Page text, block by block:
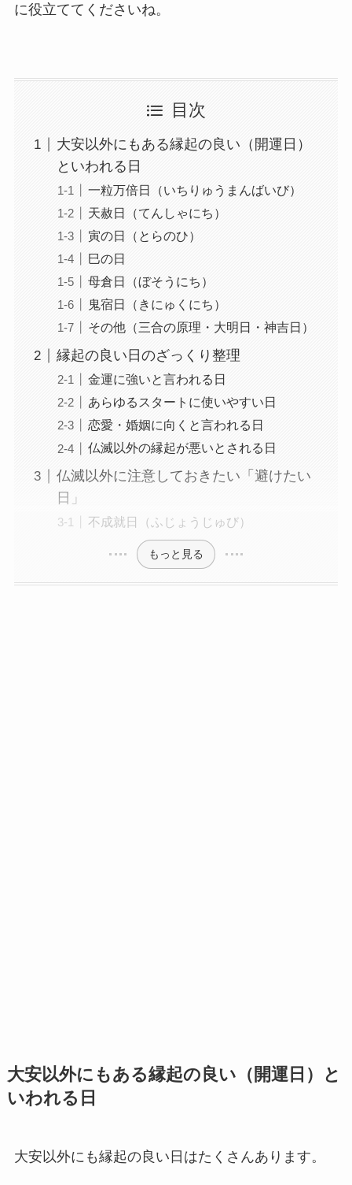
に役立ててくださいね。
目次
大安以外にもある縁起の良い（開運日）
といわれる日
一粒万倍日（いちりゅうまんばいび）
天赦日（てんしゃにち）
寅の日（とらのひ）
巳の日
母倉日（ぼそうにち）
鬼宿日（きにゅくにち）
その他（三合の原理・大明日・神吉日）
縁起の良い日のざっくり整理
金運に強いと言われる日
あらゆるスタートに使いやすい日
恋愛・婚姻に向くと言われる日
仏滅以外の縁起が悪いとされる日
仏滅以外に注意しておきたい「避けたい
日」
不成就日（ふじょうじゅび）
もっと見る
大安以外にもある縁起の良い（開運日）と
いわれる日
大安以外にも縁起の良い日はたくさんあります。